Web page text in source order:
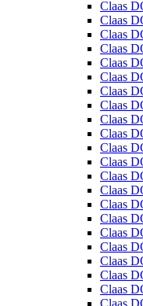
Claas
Claas
Claas
Claas
Claas
Claas
Claas
Claas
Claas
Claas
Claas
Claas
Claas
Claas
Claas
Claas
Claas
Claas
Claas
Claas
Claas
Claas